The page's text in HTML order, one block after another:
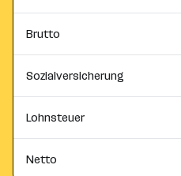
Brutto
Sozialversicherung
Lohnsteuer
Netto